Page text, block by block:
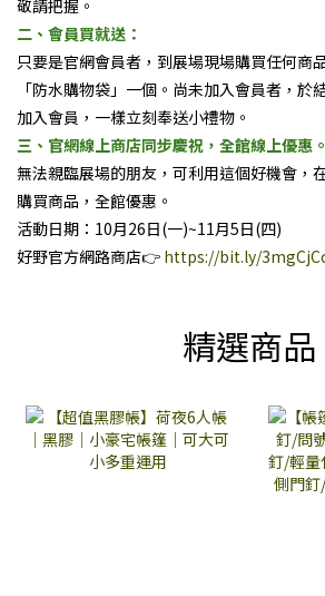
敬請把握。
二、會員買就送：
只要是官網會員者，到展場現場購買任何商
「防水購物袋」一個。尚未加入會員者，於
加入會員，一樣立刻奉送小禮物。
三、官網線上商店同步慶祝，全館線上優惠。
無法親臨展場的朋友，可利用這個好機會，
購買商品，全館優惠。
活動日期：10月26日(一)~11月5日(四)
好野官方網路商店👉️ https://bit.ly/
精選商品